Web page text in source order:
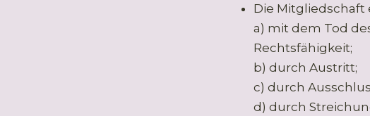
Die Mitgliedschaft
a) mit dem Tod
Rechtsfähigkeit;
b) durch Austritt;
c) durch
d) durch